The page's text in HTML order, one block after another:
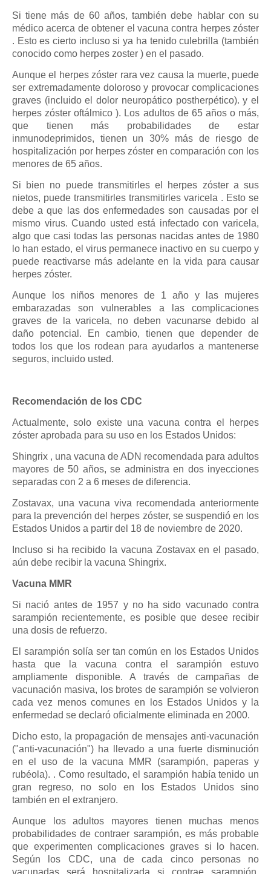
Si tiene más de 60 años, también debe hablar con su
médico acerca de obtener el vacuna contra herpes zóster
. Esto es cierto incluso si ya ha tenido culebrilla (también
conocido como herpes zoster ) en el pasado.
Aunque el herpes zóster rara vez causa la muerte, puede
ser extremadamente doloroso y provocar complicaciones
graves (incluido el dolor neuropático postherpético). y el
herpes zóster oftálmico ). Los adultos de 65 años o más,
que tienen más probabilidades de estar
inmunodeprimidos, tienen un 30% más de riesgo de
hospitalización por herpes zóster en comparación con los
menores de 65 años.
Si bien no puede transmitirles el herpes zóster a sus
nietos, puede transmitirles transmitirles varicela . Esto se
debe a que las dos enfermedades son causadas por el
mismo virus. Cuando usted está infectado con varicela,
algo que casi todas las personas nacidas antes de 1980
lo han estado, el virus permanece inactivo en su cuerpo y
puede reactivarse más adelante en la vida para causar
herpes zóster.
Aunque los niños menores de 1 año y las mujeres
embarazadas son vulnerables a las complicaciones
graves de la varicela, no deben vacunarse debido al
daño potencial. En cambio, tienen que depender de
todos los que los rodean para ayudarlos a mantenerse
seguros, incluido usted.
Recomendación de los CDC
Actualmente, solo existe una vacuna contra el herpes
zóster aprobada para su uso en los Estados Unidos:
Shingrix , una vacuna de ADN recomendada para adultos
mayores de 50 años, se administra en dos inyecciones
separadas con 2 a 6 meses de diferencia.
Zostavax, una vacuna viva recomendada anteriormente
para la prevención del herpes zóster, se suspendió en los
Estados Unidos a partir del 18 de noviembre de 2020.
Incluso si ha recibido la vacuna Zostavax en el pasado,
aún debe recibir la vacuna Shingrix.
Vacuna MMR
Si nació antes de 1957 y no ha sido vacunado contra
sarampión recientemente, es posible que desee recibir
una dosis de refuerzo.
El sarampión solía ser tan común en los Estados Unidos
hasta que la vacuna contra el sarampión estuvo
ampliamente disponible. A través de campañas de
vacunación masiva, los brotes de sarampión se volvieron
cada vez menos comunes en los Estados Unidos y la
enfermedad se declaró oficialmente eliminada en 2000.
Dicho esto, la propagación de mensajes anti-vacunación
("anti-vacunación") ha llevado a una fuerte disminución
en el uso de la vacuna MMR (sarampión, paperas y
rubéola). . Como resultado, el sarampión había tenido un
gran regreso, no solo en los Estados Unidos sino
también en el extranjero.
Aunque los adultos mayores tienen muchas menos
probabilidades de contraer sarampión, es más probable
que experimenten complicaciones graves si lo hacen.
Según los CDC, una de cada cinco personas no
vacunadas será hospitalizada si contrae sarampión,